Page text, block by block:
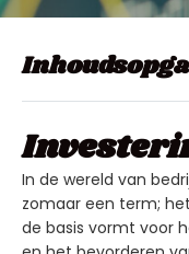
In de wereld van
zomaar een term;
de basis vormt voor